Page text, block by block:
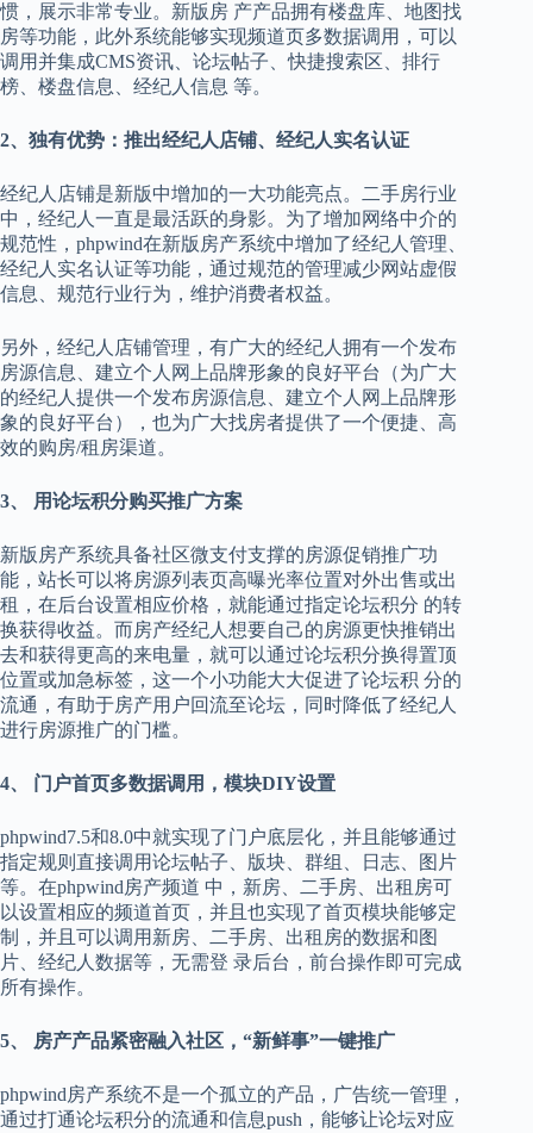
惯，展示非常专业。新版房 产产品拥有楼盘库、地图找
房等功能，此外系统能够实现频道页多数据调用，可以
调用并集成CMS资讯、论坛帖子、快捷搜索区、排行
榜、楼盘信息、经纪人信息 等。
2、独有优势：推出经纪人店铺、经纪人实名认证
经纪人店铺是新版中增加的一大功能亮点。二手房行业
中，经纪人一直是最活跃的身影。为了增加网络中介的
规范性，phpwind在新版房产系统中增加了经纪人管理、
经纪人实名认证等功能，通过规范的管理减少网站虚假
信息、规范行业行为，维护消费者权益。
另外，经纪人店铺管理，有广大的经纪人拥有一个发布
房源信息、建立个人网上品牌形象的良好平台（为广大
的经纪人提供一个发布房源信息、建立个人网上品牌形
象的良好平台），也为广大找房者提供了一个便捷、高
效的购房/租房渠道。
3、 用论坛积分购买推广方案
新版房产系统具备社区微支付支撑的房源促销推广功
能，站长可以将房源列表页高曝光率位置对外出售或出
租，在后台设置相应价格，就能通过指定论坛积分 的转
换获得收益。而房产经纪人想要自己的房源更快推销出
去和获得更高的来电量，就可以通过论坛积分换得置顶
位置或加急标签，这一个小功能大大促进了论坛积 分的
流通，有助于房产用户回流至论坛，同时降低了经纪人
进行房源推广的门槛。
4、 门户首页多数据调用，模块DIY设置
phpwind7.5和8.0中就实现了门户底层化，并且能够通过
指定规则直接调用论坛帖子、版块、群组、日志、图片
等。在phpwind房产频道 中，新房、二手房、出租房可
以设置相应的频道首页，并且也实现了首页模块能够定
制，并且可以调用新房、二手房、出租房的数据和图
片、经纪人数据等，无需登 录后台，前台操作即可完成
所有操作。
5、 房产产品紧密融入社区，“新鲜事”一键推广
phpwind房产系统不是一个孤立的产品，广告统一管理，
通过打通论坛积分的流通和信息push，能够让论坛对应